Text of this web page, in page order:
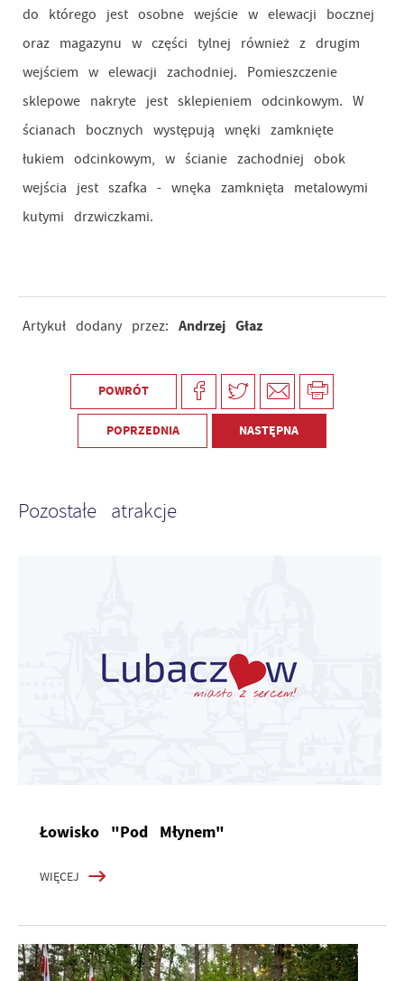
do którego jest osobne wejście w elewacji bocznej
oraz magazynu w części tylnej również z drugim
wejściem w elewacji zachodniej. Pomieszczenie
sklepowe nakryte jest sklepieniem odcinkowym. W
ścianach bocznych występują wnęki zamknięte
łukiem odcinkowym, w ścianie zachodniej obok
wejścia jest szafka - wnęka zamknięta metalowymi
kutymi drzwiczkami.
Artykuł dodany przez: Andrzej Głaz
POWRÓT
POPRZEDNIA NASTĘPNA
Pozostałe atrakcje
Łowisko "Pod Młynem"
WIĘCEJ